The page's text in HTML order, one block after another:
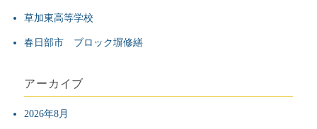
草加東高等学校
春日部市 ブロック塀修繕
アーカイブ
2026年8月